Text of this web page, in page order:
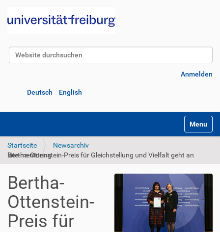
Website durchsuchen
Anmelden
Deutsch English
Startseite
Newsarchiv
Bertha-Ottenstein-Preis für Gleichstellung und Vielfalt geht an kite-mentoring
Bertha-
Ottenstein-
Preis für